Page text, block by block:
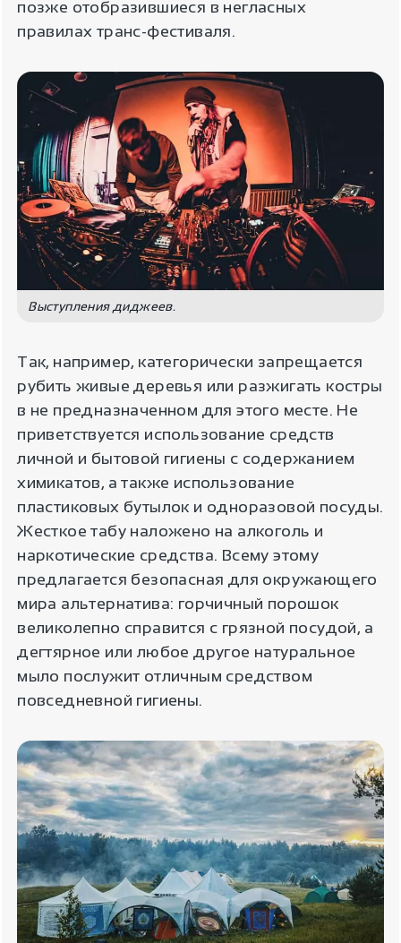
позже отобразившиеся в негласных
правилах транс-фестиваля.
Выступления диджеев.
Так, например, категорически запрещается
рубить живые деревья или разжигать костры
в не предназначенном для этого месте. Не
приветствуется использование средств
личной и бытовой гигиены с содержанием
химикатов, а также использование
пластиковых бутылок и одноразовой посуды.
Жесткое табу наложено на алкоголь и
наркотические средства. Всему этому
предлагается безопасная для окружающего
мира альтернатива: горчичный порошок
великолепно справится с грязной посудой, а
дегтярное или любое другое натуральное
мыло послужит отличным средством
повседневной гигиены.